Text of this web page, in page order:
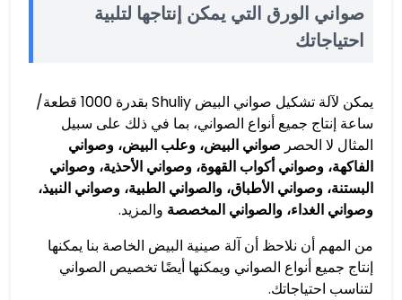
صواني الورق التي يمكن إنتاجها لتلبية
احتياجاتك
يمكن لآلة تشكيل صواني البيض Shuliy بقدرة 1000 قطعة/
ساعة إنتاج جميع أنواع الصواني، بما في ذلك على سبيل
المثال لا الحصر صواني البيض، وعلب البيض، وصواني
الفاكهة، وصواني أكواب القهوة، وصواني الأحذية، وصواني
البستنة، وصواني الأطباق، والصواني الطبية، وصواني النبيذ،
وصواني الغداء، والصواني المخصصة والمزيد.
من المهم أن نلاحظ أن آلة صينية البيض الخاصة بنا يمكنها
إنتاج جميع أنواع الصواني ويمكنها أيضًا تخصيص الصواني
لتناسب احتياجاتك.